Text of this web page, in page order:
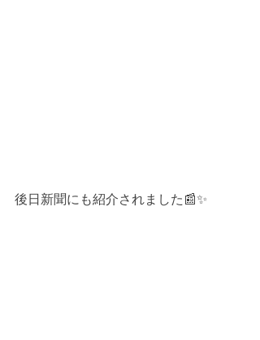
後日新聞にも紹介されました📰✨